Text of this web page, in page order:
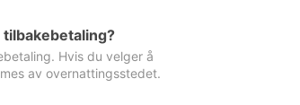
Hvis du velger å
av overnattingsstedet.